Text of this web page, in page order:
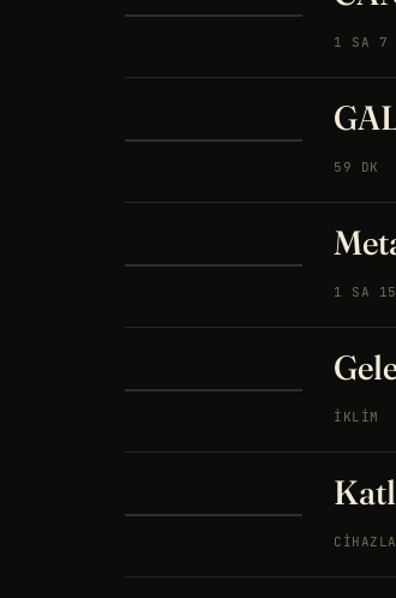
1 SA 7
59 DK
1 SA
İKLIM